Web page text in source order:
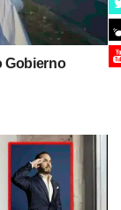
Gobierno